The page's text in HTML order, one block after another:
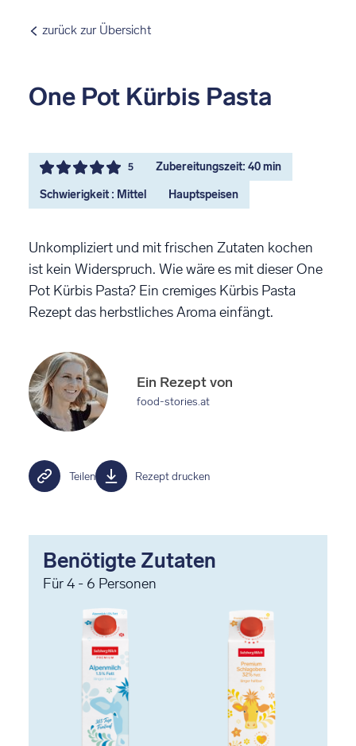
zurück zur Übersicht
One Pot Kürbis Pasta
5 Zubereitungszeit: 40 min
Schwierigkeit : Mittel Hauptspeisen
Unkompliziert und mit frischen Zutaten kochen
ist kein Widerspruch. Wie wäre es mit dieser One
Pot Kürbis Pasta? Ein cremiges Kürbis Pasta
Rezept das herbstliches Aroma einfängt.
Ein Rezept von
food-stories.at
Teilen Rezept drucken
Benötigte Zutaten
Für4 - 6 Personen